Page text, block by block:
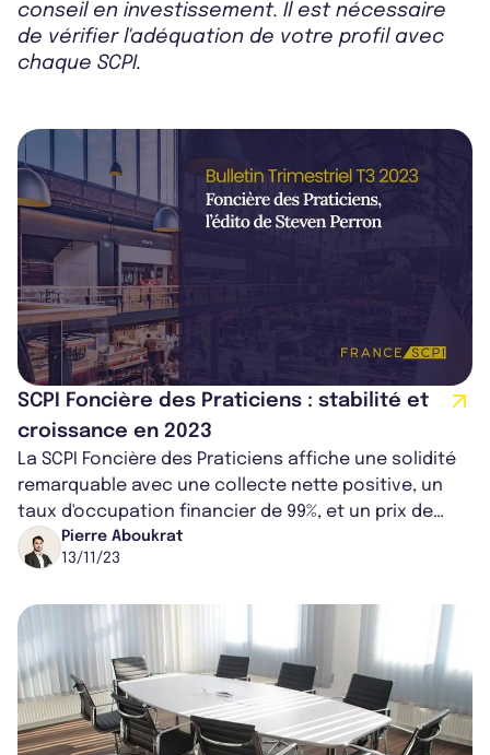
conseil en investissement. Il est nécessaire
de vérifier l'adéquation de votre profil avec
chaque SCPI.
SCPI Foncière des Praticiens : stabilité et
croissance en 2023
La SCPI Foncière des Praticiens affiche une solidité
remarquable avec une collecte nette positive, un
taux d'occupation financier de 99%, et un prix de
part stable. Sa stratégie d'...
Pierre Aboukrat
13/11/23